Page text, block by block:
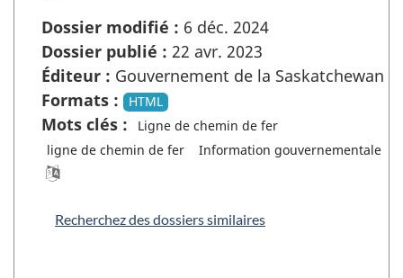
Dossier modifié : 6 déc. 2024
Dossier publié : 22 avr. 2023
Éditeur : Gouvernement de la Saskatchewan
Formats :
HTML
Mots clés :
Ligne de chemin de fer
ligne de chemin de fer
Information gouvernementale
Recherchez des dossiers similaires